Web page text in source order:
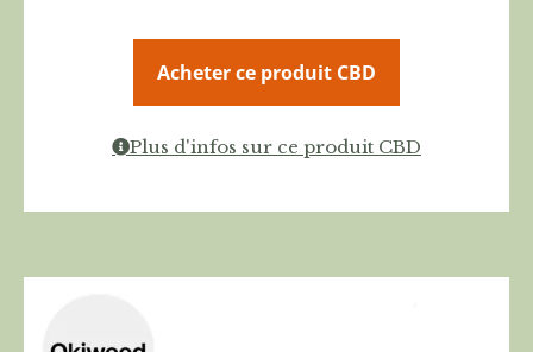
Acheter ce produit CBD
Plus d'infos sur ce produit CBD